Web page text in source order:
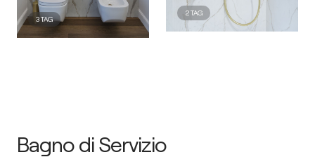
3TAG
2TAG
Bagno di Servizio